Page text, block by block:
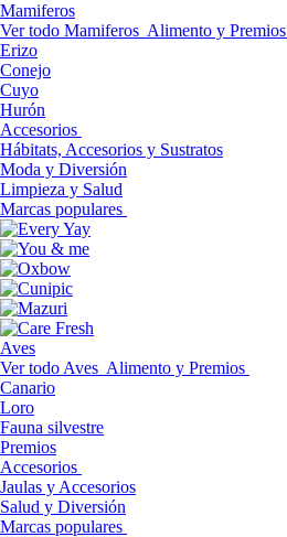
Mamiferos
Ver todo Mamiferos Alimento y Premios
Erizo
Conejo
Cuyo
Hurón
Accesorios
Hábitats, Accesorios y Sustratos
Moda y Diversión
Limpieza y Salud
Marcas populares
Aves
Ver todo Aves Alimento y Premios
Canario
Loro
Fauna silvestre
Premios
Accesorios
Jaulas y Accesorios
Salud y Diversión
Marcas populares